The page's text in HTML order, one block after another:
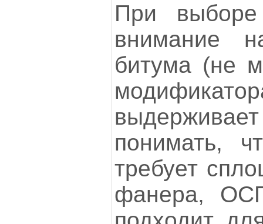
При
внимание
битума (не
понимать,
требует
фанера,